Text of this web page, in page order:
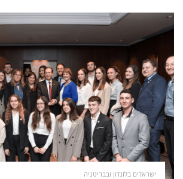
ישראלים בלונדון ובבריטניה